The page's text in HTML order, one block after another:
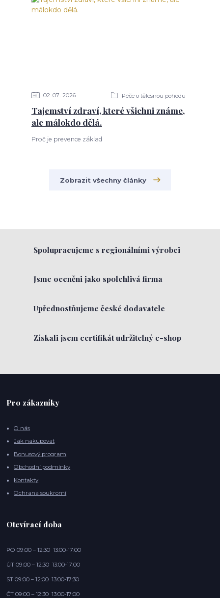
02 07 2026 Péče o tělesnou pohodu
Tajemství zdraví, které všichni známe,
ale málokdo dělá.
Proč je prevence základ
Zobrazit všechny články
Spolupracujeme s regionálními výrobci
Jsme oceněni jako spolehlivá firma
Upřednostňujeme české dodavatele
Získali jsem certifikát udržitelný e-shop
Pro zákazníky
O nás
Jak nakupovat
Bonusový program
Obchodní podmínky
Kontakty
Ochrana soukromí
Otevírací doba
PO 09:00 – 12:30 13:00-17:00
ÚT 09:00 – 12:30 13:00-17:00
ST 09:00 – 12:00 13:00-17:30
ČT 09:00 – 12:30 13:00-17:00